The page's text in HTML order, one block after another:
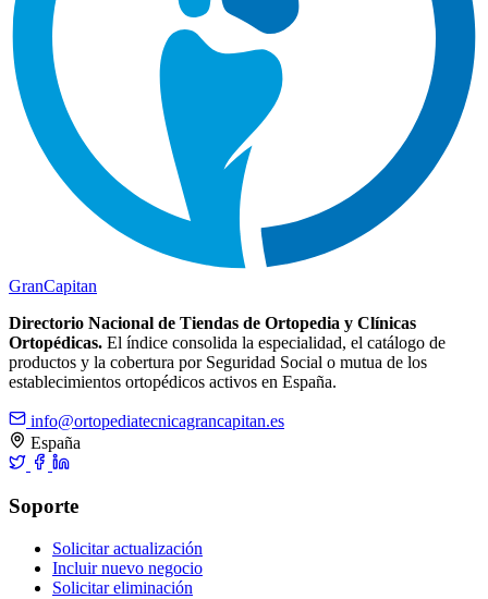
GranCapitan
Directorio Nacional de Tiendas de Ortopedia y Clínicas
Ortopédicas. El índice consolida la especialidad, el catálogo de
productos y la cobertura por Seguridad Social o mutua de los
establecimientos ortopédicos activos en España.
info@ortopediatecnicagrancapitan.es
España
Soporte
Solicitar actualización
Incluir nuevo negocio
Solicitar eliminación